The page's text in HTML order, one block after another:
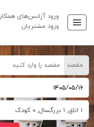
ورود آژانس‌های همکار
ورود مشتریان
مقصد